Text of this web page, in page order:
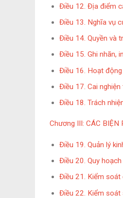
Điều 12. Địa điểm
Điều 13. Nghĩa vụ
Điều 14. Quyền và
Điều 15. Ghi nhãn,
Điều 16. Hoạt
Điều 17. Cai
Điều 18. Trách
Chương III ​​​​​​​: CÁC BIỆN
Điều 19. Quản lý
Điều 20. Quy
Điều 21. Kiểm
Điều 22. Kiểm